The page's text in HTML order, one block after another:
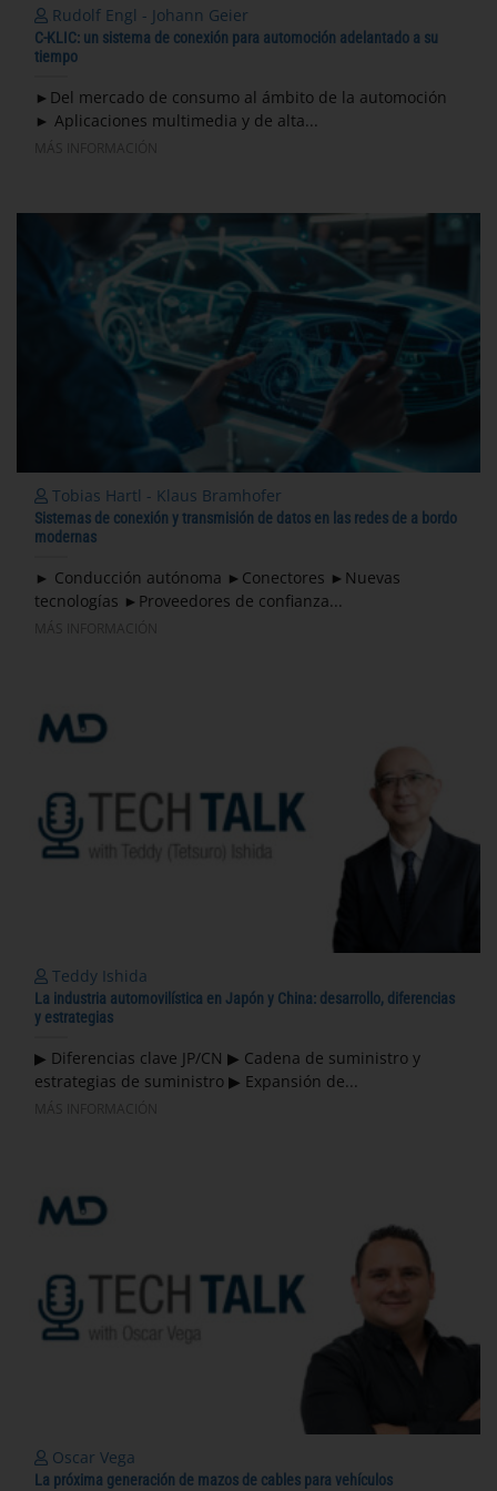
Rudolf Engl - Johann Geier
C-KLIC: un sistema de conexión para automoción adelantado a su
tiempo
►Del mercado de consumo al ámbito de la automoción
► Aplicaciones multimedia y de alta...
Tobias Hartl - Klaus Bramhofer
Sistemas de conexión y transmisión de datos en las redes de a bordo
modernas
► Conducción autónoma ►Conectores ►Nuevas
tecnologías ►Proveedores de confianza...
Teddy Ishida
La industria automovilística en Japón y China: desarrollo, diferencias
y estrategias
▶ Diferencias clave JP/CN ▶ Cadena de suministro y
estrategias de suministro ▶ Expansión de...
Oscar Vega
La próxima generación de mazos de cables para vehículos